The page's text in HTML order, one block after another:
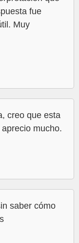
fue
Muy
creo que esta
mucho.
saber cómo